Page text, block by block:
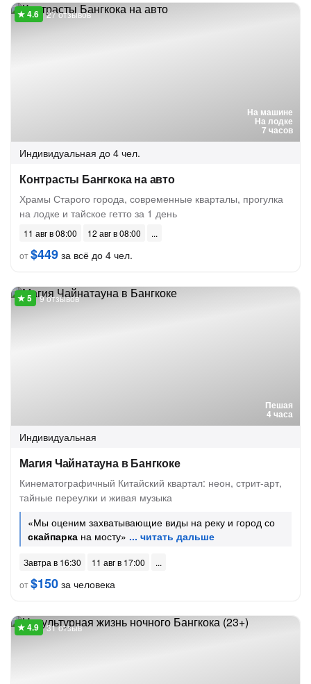
На машине
На лодке
7 часов
27 отзывов
Индивидуальная до 4 чел.
Контрасты Бангкока на авто
Храмы Старого города, современные кварталы, прогулка
на лодке и тайское гетто за 1 день
11 авг в 08:00
12 авг в 08:00
от$449 за всё до 4 чел.
Пешая
4 часа
9 отзывов
Индивидуальная
Магия Чайнатауна в Бангкоке
Кинематографичный Китайский квартал: неон, стрит-арт,
тайные переулки и живая музыка
«Мы оценим захватывающие виды на реку и город со
скайпарка на мосту»
Завтра в 16:30
11 авг в 17:00
от$150 за человека
31 отзыв